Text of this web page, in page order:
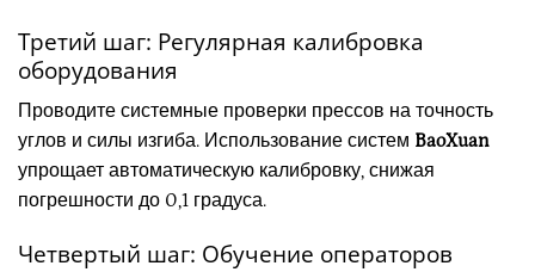
Третий шаг: Регулярная калибровка
оборудования
Проводите системные проверки прессов на точность
углов и силы изгиба. Использование систем BaoXuan
упрощает автоматическую калибровку, снижая
погрешности до 0,1 градуса.
Четвертый шаг: Обучение операторов